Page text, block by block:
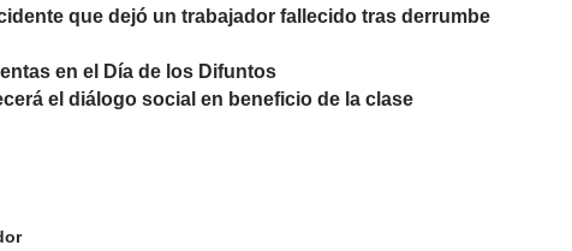
que dejó un trabajador fallecido tras derrumbe
en el Día de los Difuntos
el diálogo social en beneficio de la clase